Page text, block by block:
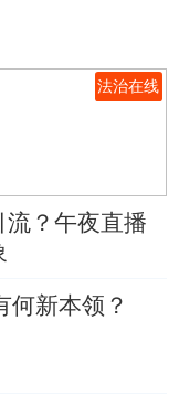
法治在线
流？午夜直播
何新本领？